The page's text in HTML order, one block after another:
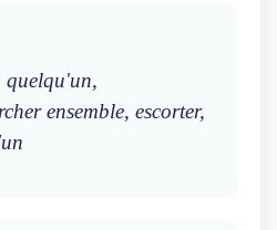
quelqu'un,
ensemble, escorter,